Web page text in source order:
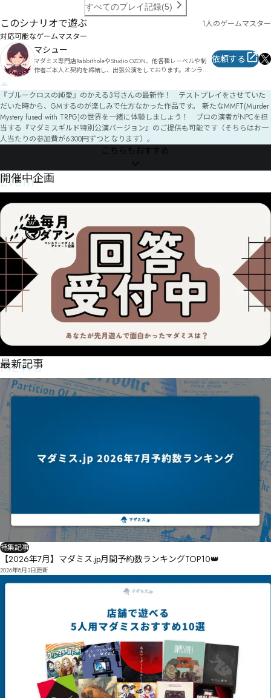
すべてのプレイ記録(5)
このシナリオで遊ぶ
1人のゲームマスター
対応可能なゲームマスター
マシュー
マダミス専門店RabbitholeやStudio OZON、他各種レーベルや制
作者ご本人と契約を締結し、出張公演をしております。オンライ
東京（新宿御苑、中野、田町他）であれば、プレイスペースと合
わせてのご案内も可能です。
取り扱いリストに無いタイトルでも対応可能な場合がありますの
で、気軽にお問合せください。
マーダーミステリーゲームGMガイド本、『MurderMystery
GameMaster Guide』、通称『MMGMG』を頒布中です。
https://mochaxana.booth.pm/items/1958288
依頼する
『ブルークロスの純愛』のかえる3号さんの最新作！ テストプレイをさせていた
だいた時から、GMするのが楽しみで仕方なかった作品です。 新たなMMFT(Murder
Mystery fused with TRPG)の世界を一緒に体験しましょう！ プロの演者がNPCを担
当する『マダミスギルド特別公演バージョン』のご提供も可能です（そちらはお一
人当たりの参加費が6300円ずつとなります）。
こちらもおすすめ
Event
開催中企画
NEWS
最新記事
特集記事
【2026年7月】マダミス.jp月間予約数ランキングTOP10👑
2026年8月3日更新